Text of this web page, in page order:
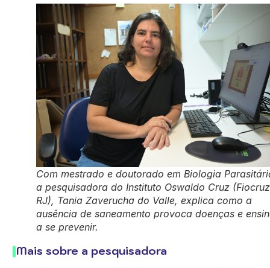
Com mestrado e doutorado em Biologia
a pesquisadora do Instituto Oswaldo Cruz
RJ), Tania Zaverucha do Valle, explica como a
ausência de saneamento provoca doenças e
a se prevenir.
Mais sobre a pesquisadora